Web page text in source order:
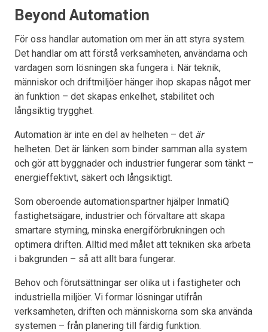
Beyond Automation
För oss handlar automation om mer än att styra system.
Det handlar om att förstå verksamheten, användarna och
vardagen som lösningen ska fungera i. När teknik,
människor och driftmiljöer hänger ihop skapas något mer
än funktion – det skapas enkelhet, stabilitet och
långsiktig trygghet.
Automation är inte en del av helheten – det är
helheten. Det är länken som binder samman alla system
och gör att byggnader och industrier fungerar som tänkt –
energieffektivt, säkert och långsiktigt.
Som oberoende automationspartner hjälper InmatiQ
fastighetsägare, industrier och förvaltare att skapa
smartare styrning, minska energiförbrukningen och
optimera driften. Alltid med målet att tekniken ska arbeta
i bakgrunden – så att allt bara fungerar.
Behov och förutsättningar ser olika ut i fastigheter och
industriella miljöer. Vi formar lösningar utifrån
verksamheten, driften och människorna som ska använda
systemen – från planering till färdig funktion.